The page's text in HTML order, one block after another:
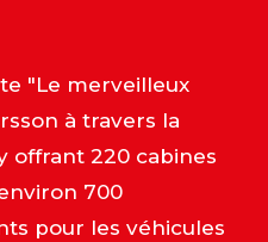
"Le merveilleux
à travers la
offrant 220 cabines
700
pour les véhicules